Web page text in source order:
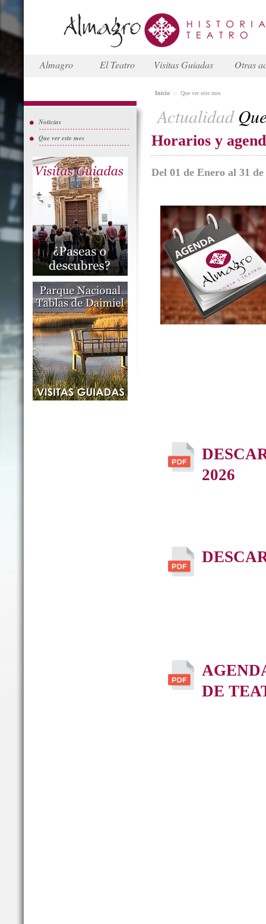
Almagro El Teatro Visitas Guiadas Otras
Noticias
Que ver este mes
Inicio :: Que ver este mes
Actualidad
Horarios y
Del 01 de Enero al 31
2026
DE